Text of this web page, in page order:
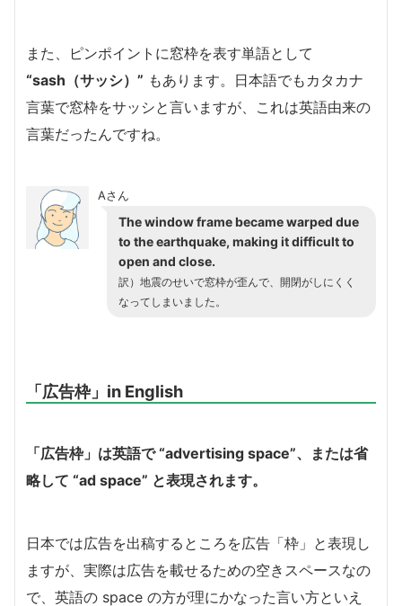
また、ピンポイントに窓枠を表す単語として
“sash（サッシ）” もあります。日本語でもカタカナ
言葉で窓枠をサッシと言いますが、これは英語由来の
言葉だったんですね。
Aさん
The window frame became warped due
to the earthquake, making it difficult to
open and close.
訳）地震のせいで窓枠が歪んで、開閉がしにくく
なってしまいました。
「広告枠」in English
「広告枠」は英語で “advertising space”、または省
略して “ad space” と表現されます。
日本では広告を出稿するところを広告「枠」と表現し
ますが、実際は広告を載せるための空きスペースなの
で、英語の space の方が理にかなった言い方といえ